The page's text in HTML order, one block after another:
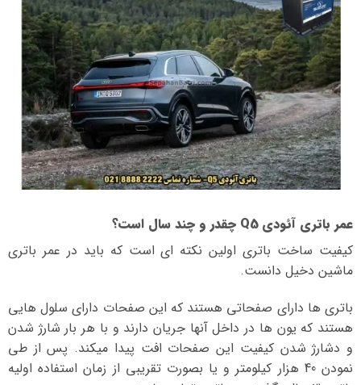
عمر باتری آئودی Q5 چقدر و چند سال است؟
کیفیت ساخت باتری اولین نکته ای است که باید در عمر باتری
ماشین دخیل دانست.
باتری ها دارای صفحاتی هستند که این صفحات دارای سلول هایی
هستند که یون ها در داخل آنها جریان دارند و با هر بار شارژ شدن
و دشارژ شدن کیفیت این صفحات افت پیدا میکند. پس از طی
نمودن 40 هزار کیلومتر و یا بصورت تقریبی از زمان استفاده اولیه